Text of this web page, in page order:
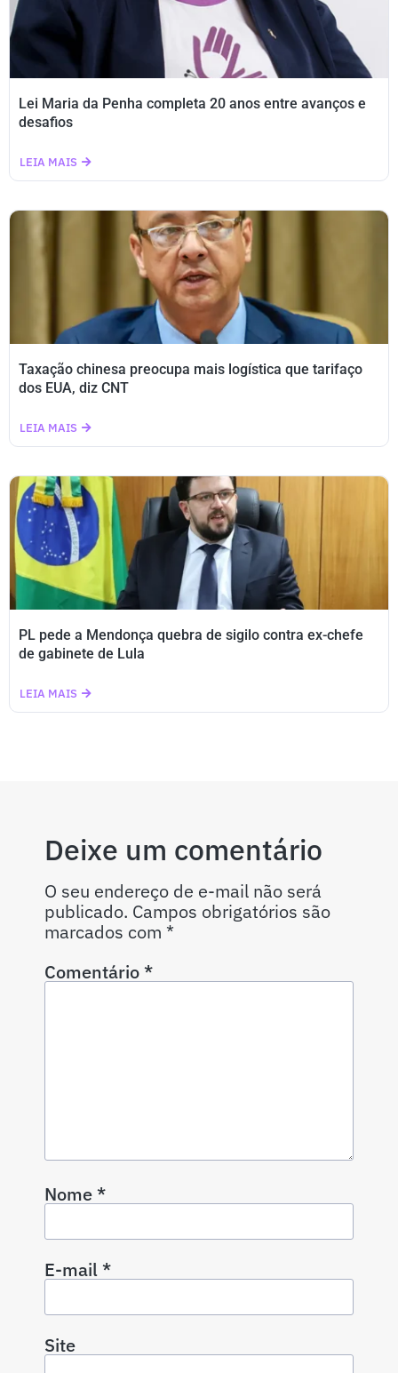
Lei Maria da Penha completa 20 anos entre avanços e
desafios
LEIA MAIS
Taxação chinesa preocupa mais logística que tarifaço
dos EUA, diz CNT
LEIA MAIS
PL pede a Mendonça quebra de sigilo contra ex-chefe
de gabinete de Lula
LEIA MAIS
Deixe um comentário
O seu endereço de e-mail não será
publicado. Campos obrigatórios são
marcados com *
Comentário*
Nome*
E-mail*
Site